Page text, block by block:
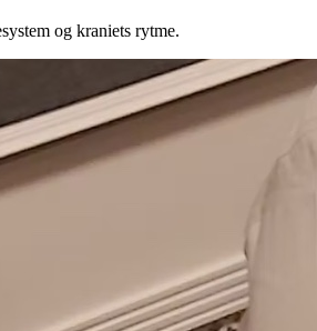
og kraniets rytme.